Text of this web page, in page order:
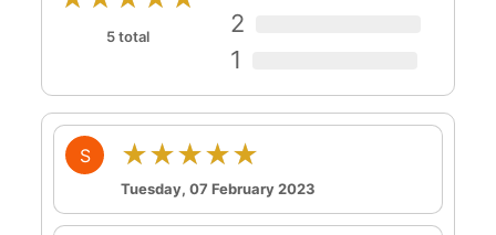
5 total
2
1
S ★★★★★
Tuesday, 07 February 2023